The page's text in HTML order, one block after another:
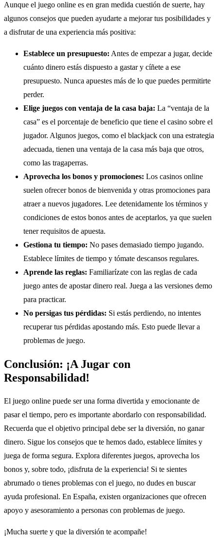
Aunque el juego online es en gran medida cuestión de suerte, hay
algunos consejos que pueden ayudarte a mejorar tus posibilidades y
a disfrutar de una experiencia más positiva:
Establece un presupuesto: Antes de empezar a jugar, decide
cuánto dinero estás dispuesto a gastar y cíñete a ese
presupuesto. Nunca apuestes más de lo que puedes permitirte
perder.
Elige juegos con ventaja de la casa baja: La “ventaja de la
casa” es el porcentaje de beneficio que tiene el casino sobre el
jugador. Algunos juegos, como el blackjack con una estrategia
adecuada, tienen una ventaja de la casa más baja que otros,
como las tragaperras.
Aprovecha los bonos y promociones: Los casinos online
suelen ofrecer bonos de bienvenida y otras promociones para
atraer a nuevos jugadores. Lee detenidamente los términos y
condiciones de estos bonos antes de aceptarlos, ya que suelen
tener requisitos de apuesta.
Gestiona tu tiempo: No pases demasiado tiempo jugando.
Establece límites de tiempo y tómate descansos regulares.
Aprende las reglas: Familiarízate con las reglas de cada
juego antes de apostar dinero real. Juega a las versiones demo
para practicar.
No persigas tus pérdidas: Si estás perdiendo, no intentes
recuperar tus pérdidas apostando más. Esto puede llevar a
problemas de juego.
Conclusión: ¡A Jugar con
Responsabilidad!
El juego online puede ser una forma divertida y emocionante de
pasar el tiempo, pero es importante abordarlo con responsabilidad.
Recuerda que el objetivo principal debe ser la diversión, no ganar
dinero. Sigue los consejos que te hemos dado, establece límites y
juega de forma segura. Explora diferentes juegos, aprovecha los
bonos y, sobre todo, ¡disfruta de la experiencia! Si te sientes
abrumado o tienes problemas con el juego, no dudes en buscar
ayuda profesional. En España, existen organizaciones que ofrecen
apoyo y asesoramiento a personas con problemas de juego.
¡Mucha suerte y que la diversión te acompañe!